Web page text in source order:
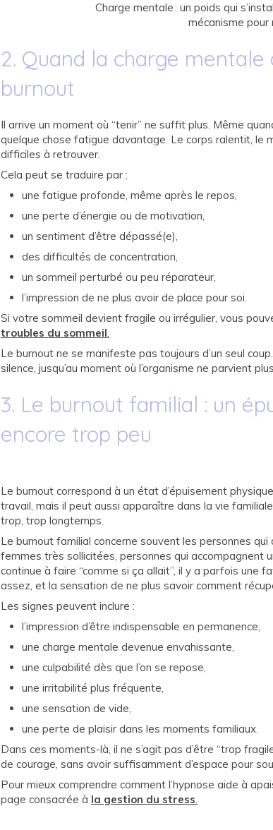
Charge mentale : un poids qui
mécanisme pour
2. Quand la charge
burnout
Il arrive un moment où “tenir” ne suffit plus. Même
quelque chose fatigue davantage. Le corps ralentit, le
difficiles à retrouver.
Cela peut se traduire par :
une fatigue profonde, même après le repos,
une perte d’énergie ou de motivation,
un sentiment d’être dépassé(e),
des difficultés de concentration,
un sommeil perturbé ou peu réparateur,
l’impression de ne plus avoir de place pour soi.
Si votre sommeil devient fragile ou irrégulier, vous
troubles du sommeil.
Le burnout ne se manifeste pas toujours d’un seul
silence, jusqu’au moment où l’organisme ne parvient
3. Le burnout familial : un
encore trop peu
Le burnout correspond à un état d’épuisement
travail, mais il peut aussi apparaître dans la vie
trop, trop longtemps.
Le burnout familial concerne souvent les personnes
femmes très sollicitées, personnes qui accompagnent
continue à faire “comme si ça allait”, il y a parfois une
assez, et la sensation de ne plus savoir comment
Les signes peuvent inclure :
l’impression d’être indispensable en permanence,
une charge mentale devenue envahissante,
une culpabilité dès que l’on se repose,
une irritabilité plus fréquente,
une sensation de vide,
une perte de plaisir dans les moments familiaux.
Dans ces moments-là, il ne s’agit pas d’être “trop
de courage, sans avoir suffisamment d’espace pour
Pour mieux comprendre comment l’hypnose aide à
page consacrée à la gestion du stress.